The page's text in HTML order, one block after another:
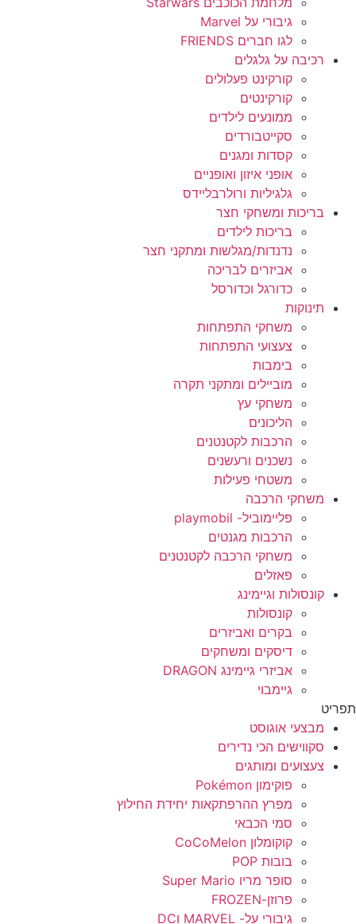
גיבורי על Marvel
לגו חברים FRIENDS
רכיבה על גלגלים
קורקינט פעלולים
קורקינטים
ממונעים לילדים
סקייטבורדים
קסדות ומגנים
אופני איזון ואופניים
גלגיליות ורולרבליידס
בריכות ומשחקי חצר
בריכות לילדים
נדנדות/מגלשות ומתקני חצר
אביזרים לבריכה
כדורגל וכדורסל
תינוקות
משחקי התפתחות
צעצועי התפתחות
בימבות
מוביילים ומתקני תקרה
משחקי עץ
הליכונים
הרכבות לקטנטנים
נשכנים ורעשנים
משטחי פעילות
משחקי הרכבה
פליימוביל- playmobil
הרכבות מגנטים
משחקי הרכבה לקטנטנים
פאזלים
קונסולות וגיימינג
קונסולות
בקרים ואביזרים
דיסקים ומשחקים
אביזרי גיימינג DRAGON
גיימבוי
תפריט
מבצעי אוגוסט
סקווישים הכי נדירים
צעצועים ומותגים
פוקימון Pokémon
מפרץ ההרפתקאות יחידת החילוץ
סמי הכבאי
קוקומלון CoCoMelon
בובות POP
סופר מריו Super Mario
פרוזן-FROZEN
גיבורי על- MARVEL וDC